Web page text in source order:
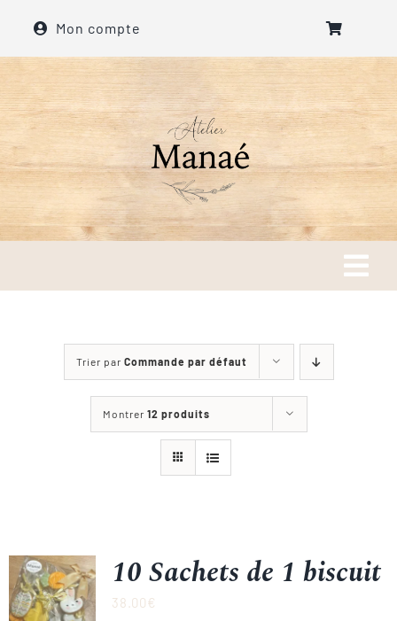
contenu
Mon compte
A propos de l’atelier
La Boutique
Blog
Nous contacter
Trier par Commande par défaut
Montrer 12 produits
10 Sachets de 1 biscuit
38.00€